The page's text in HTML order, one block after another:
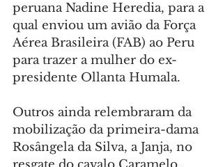
peruana Nadine Heredia, para a
qual enviou um avião da Força
Aérea Brasileira (FAB) ao Peru
para trazer a mulher do ex-
presidente Ollanta Humala.
Outros ainda relembraram da
mobilização da primeira-dama
Rosângela da Silva, a Janja, no